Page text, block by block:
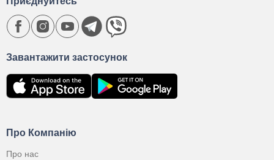
Про Компанію
Про нас
Завантажити застосунок